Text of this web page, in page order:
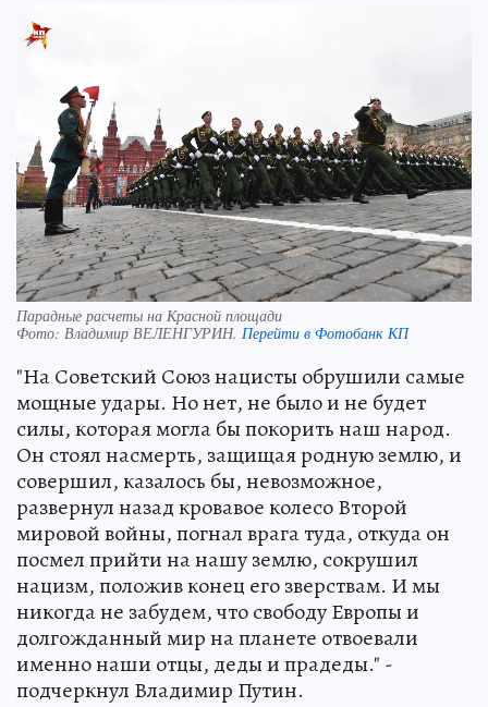
Парадные расчеты на Красной площади
Фото: Владимир ВЕЛЕНГУРИН. Перейти в Фотобанк КП
"На Советский Союз нацисты обрушили самые
мощные удары. Но нет, не было и не будет
силы, которая могла бы покорить наш народ.
Он стоял насмерть, защищая родную землю, и
совершил, казалось бы, невозможное,
развернул назад кровавое колесо Второй
мировой войны, погнал врага туда, откуда он
посмел прийти на нашу землю, сокрушил
нацизм, положив конец его зверствам. И мы
никогда не забудем, что свободу Европы и
долгожданный мир на планете отвоевали
именно наши отцы, деды и прадеды." -
подчеркнул Владимир Путин.